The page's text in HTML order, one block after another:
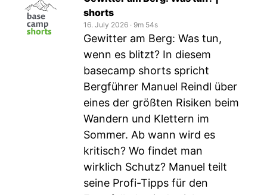
shorts
16. July 2026 ‧ 9m 54s
Gewitter am Berg: Was tun,
wenn es blitzt? In diesem
basecamp shorts spricht
Bergführer Manuel Reindl über
eines der größten Risiken beim
Wandern und Klettern im
Sommer. Ab wann wird es
kritisch? Wo findet man
wirklich Schutz? Manuel teilt
seine Profi-Tipps für den